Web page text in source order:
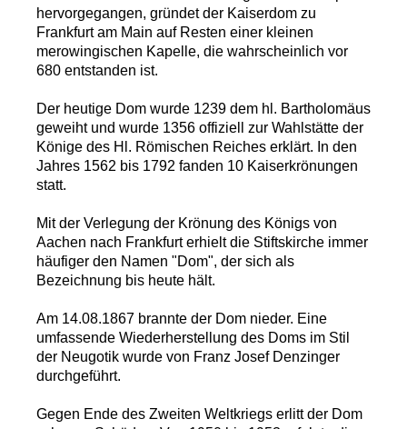
hervorgegangen, gründet der Kaiserdom zu
Frankfurt am Main auf Resten einer kleinen
merowingischen Kapelle, die wahrscheinlich vor
680 entstanden ist.
Der heutige Dom wurde 1239 dem hl. Bartholomäus
geweiht und wurde 1356 offiziell zur Wahlstätte der
Könige des Hl. Römischen Reiches erklärt. In den
Jahres 1562 bis 1792 fanden 10 Kaiserkrönungen
statt.
Mit der Verlegung der Krönung des Königs von
Aachen nach Frankfurt erhielt die Stiftskirche immer
häufiger den Namen "Dom", der sich als
Bezeichnung bis heute hält.
Am 14.08.1867 brannte der Dom nieder. Eine
umfassende Wiederherstellung des Doms im Stil
der Neugotik wurde von Franz Josef Denzinger
durchgeführt.
Gegen Ende des Zweiten Weltkriegs erlitt der Dom